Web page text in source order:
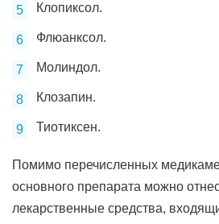
Клопиксол.
Флюанксол.
Молиндол.
Клозапин.
Тиотиксен.
Помимо перечисленных
основного препарата можно
лекарственные средства,